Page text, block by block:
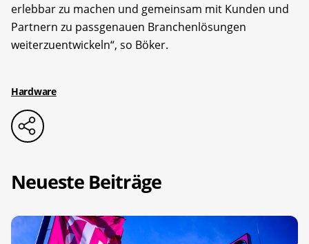
erlebbar zu machen und gemeinsam mit Kunden und
Partnern zu passgenauen Branchenlösungen
weiterzuentwickeln“, so Böker.
Hardware
Neueste Beiträge